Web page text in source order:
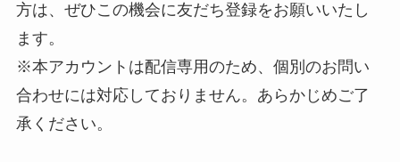
方は、ぜひこの機会に友だち登録をお願いいたし
ます。
※本アカウントは配信専用のため、個別のお問い
合わせには対応しておりません。あらかじめご了
承ください。